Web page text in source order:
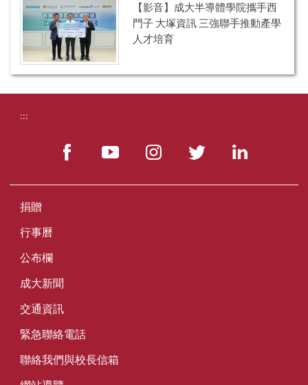
【影音】成大半導體學院攜手西
門子 大塚資訊 三強聯手推動產學
人才培育
:::
捐贈
行事曆
公布欄
成大新聞
交通資訊
緊急聯絡電話
聯絡我們與校長信箱